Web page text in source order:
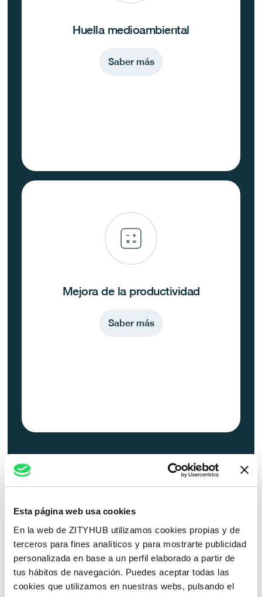
Esta página web usa cookies
En la web de ZITYHUB utilizamos cookies propias y de
terceros para fines analíticos y para mostrarte publicidad
personalizada en base a un perfil elaborado a partir de
tus hábitos de navegación. Puedes aceptar todas las
cookies que utilizamos en nuestras webs, pulsando el
Huella medioambiental
Saber más
Mejora de la productividad
Saber más
Método
Nuestro modelo